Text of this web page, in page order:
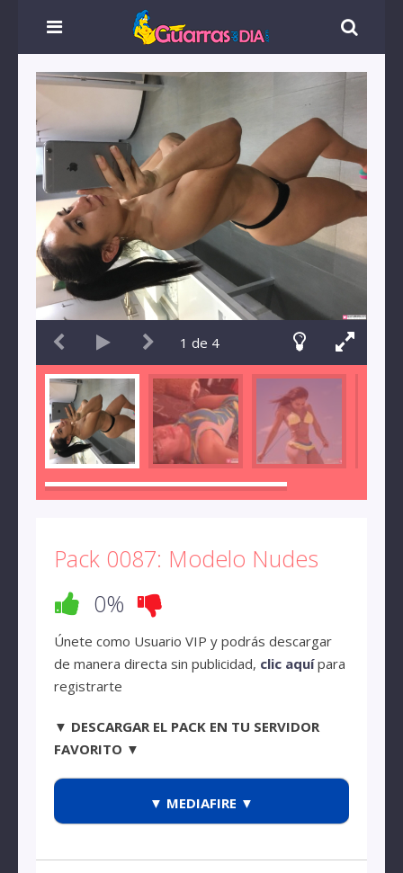
1 de 4
Pack 0087: Modelo Nudes
0%
Únete como Usuario VIP y podrás descargar
de manera directa sin publicidad, clic aquípara
registrarte
▼ DESCARGAR EL PACK EN TU SERVIDOR
FAVORITO ▼
▼ MEDIAFIRE ▼